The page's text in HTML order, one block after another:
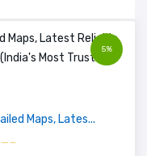
5%
Maps, Lates...